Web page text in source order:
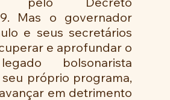
Mas o governador
e seus secretários
e aprofundar o
bolsonarista
próprio programa,
em detrimento